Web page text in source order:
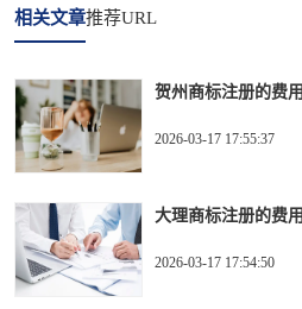
相关文章推荐URL
贺州商标注册的费
2026-03-17 17:55:37
大理商标注册的费
2026-03-17 17:54:50